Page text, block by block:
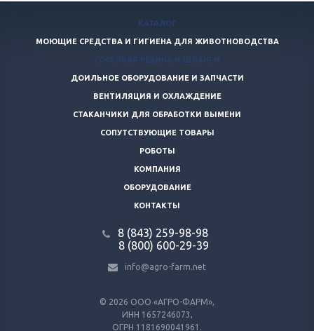
© 2026 ООО «АГРО-ФАРМ»,
ИНН 1657246073,
ОГРН 1181690041961.
КАТАЛОГ
МОЮЩИЕ СРЕДСТВА И ГИГИЕНА ДЛЯ ЖИВОТНОВОДСТВА
СОСКОВАЯ РЕЗИНА И ШЛАНГИ
ДОИЛЬНОЕ ОБОРУДОВАНИЕ И ЗАПЧАСТИ
ВЕНТИЛЯЦИЯ И ОХЛАЖДЕНИЕ
СТАКАНЧИКИ ДЛЯ ОБРАБОТКИ ВЫМЕНИ
СОПУТСТВУЮЩИЕ ТОВАРЫ
РОБОТЫ
КОМПАНИЯ
ОБОРУДОВАНИЕ
КОНТАКТЫ
8 (843) 259-98-98
8 (800) 600-29-39
info@agro-farm.net